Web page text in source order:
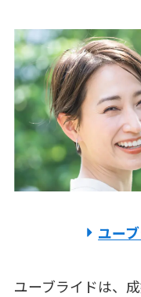
ユー
ユーブライドは、